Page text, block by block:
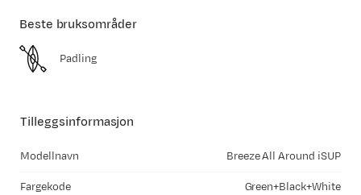
Tilleggsinformasjon
Modellnavn Breeze All Around iSUP
Fargekode Green+Black+White
Beste bruksområder
Padling